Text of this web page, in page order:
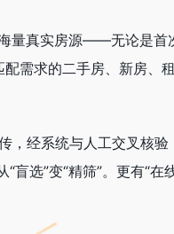
量真实房源——无论是首
需求的二手房、新房、
，经系统与人工交叉核验
选”变“精筛”。更有“在